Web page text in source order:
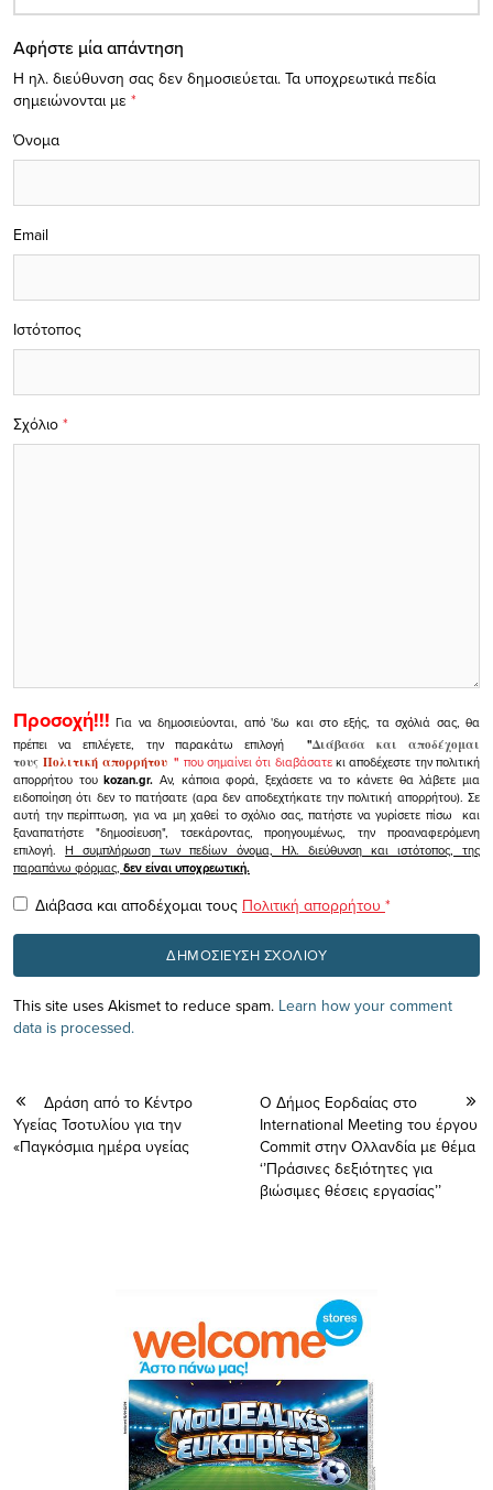
Αφήστε μία απάντηση
Η ηλ. διεύθυνση σας δεν δημοσιεύεται. Τα υποχρεωτικά πεδία
σημειώνονται με *
Σχόλιο *
Όνομα
Email
Ιστότοπος
Προσοχή!!! Για να δημοσιεύονται, από 'δω και στο εξής, τα σχόλιά σας, θα
πρέπει να επιλέγετε, την παρακάτω επιλογή
"Διάβασα και αποδέχομαι
τουςΠολιτική απορρήτου" που σημαίνει ότι διαβάσατεκι αποδέχεστε την πολιτική
απορρήτου τουkozan.gr. Αν, κάποια φορά, ξεχάσετε να το κάνετε θα λάβετε μια
ειδοποίηση ότι δεν το πατήσατε (αρα δεν αποδεχτήκατε την πολιτική απορρήτου). Σε
αυτή την περίπτωση, για να μη χαθεί το σχόλιο σας, πατήστε να γυρίσετε πίσω και
ξαναπατήστε "δημοσίευση", τσεκάροντας, προηγουμένως, την προαναφερόμενη
επιλογή.Η συμπλήρωση των πεδίων όνομα, Ηλ. διεύθυνση και ιστότοπος, της
παραπάνω φόρμας, δεν είναι υποχρεωτική.
Διάβασα και αποδέχομαι τους Πολιτική απορρήτου *
This site uses Akismet to reduce spam. Learn how your comment
data is processed.
Δράση από το Κέντρο
Υγείας Τσοτυλίου για την
«Παγκόσμια ημέρα υγείας
Ο Δήμος Εορδαίας στο
International Meeting του έργου
Commit στην Ολλανδία με θέμα
‘’Πράσινες δεξιότητες για
βιώσιμες θέσεις εργασίας’’